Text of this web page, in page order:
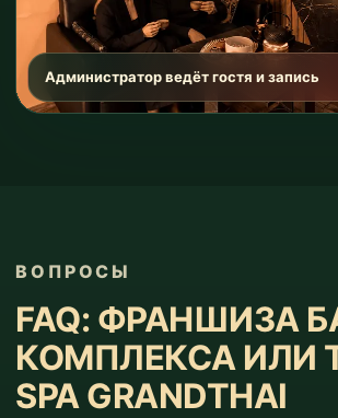
Администратор ведёт гостя и запись
ВОПРОСЫ
FAQ: ФРАНШИЗА
КОМПЛЕКСА ИЛИ
SPA GRANDTHAI